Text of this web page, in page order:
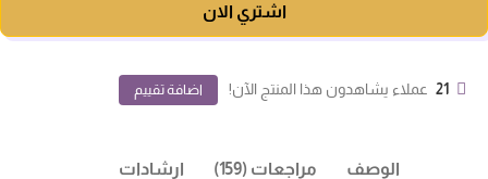
اشتري الان
21 عملاء يشاهدون هذا المنتج الآن! اضافة تقييم
الوصف مراجعات (159) ارشادات